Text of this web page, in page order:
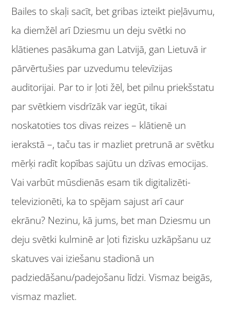
Bailes to skaļi sacīt, bet gribas izteikt pieļāvumu,
ka diemžēl arī Dziesmu un deju svētki no
klātienes pasākuma gan Latvijā, gan Lietuvā ir
pārvērtušies par uzvedumu televīzijas
auditorijai. Par to ir ļoti žēl, bet pilnu priekšstatu
par svētkiem visdrīzāk var iegūt, tikai
noskatoties tos divas reizes – klātienē un
ierakstā –, taču tas ir mazliet pretrunā ar svētku
mērķi radīt kopības sajūtu un dzīvas emocijas.
Vai varbūt mūsdienās esam tik digitalizēti-
televizionēti, ka to spējam sajust arī caur
ekrānu? Nezinu, kā jums, bet man Dziesmu un
deju svētki kulminē ar ļoti fizisku uzkāpšanu uz
skatuves vai iziešanu stadionā un
padziedāšanu/padejošanu līdzi. Vismaz beigās,
vismaz mazliet.